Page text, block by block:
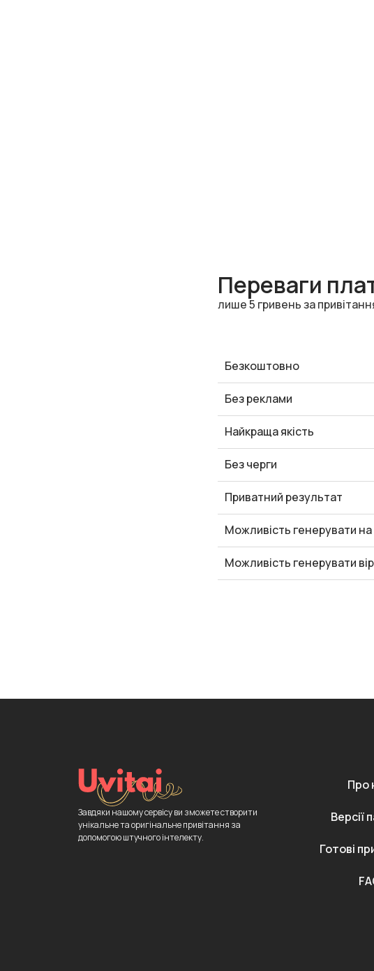
Переваги
лише 5 гривень за
Безкоштовно
Без реклами
Найкраща якість
Без черги
Приватний результат
Можливість генерувати
Можливість генерувати
Завдяки нашому сервісу ви зможете створити
унікальне та оригінальне привітання за
допомогою штучного інтелекту.
Про
Версії
Готові